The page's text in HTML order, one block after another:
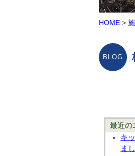
HOME >
最近の
キ
ま